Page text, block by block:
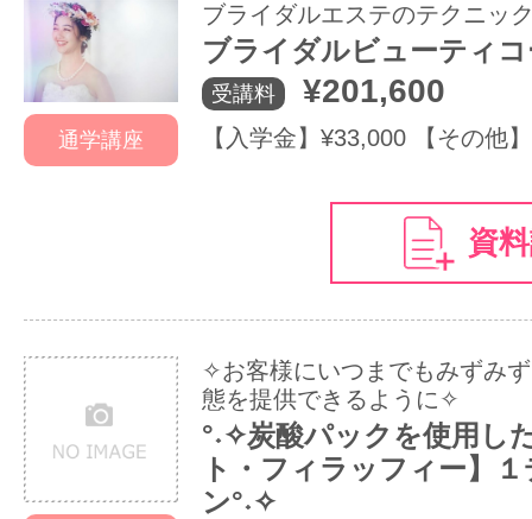
通学講座
ブライダルエステのテクニッ
ブライダルビューティ
受講料 ¥201,600
【入学金】¥33,000 【その他
資
✧お客様にいつまでもみずみ
態を提供できるように✧
°˖✧炭酸パックを使用し
ト・フィラッフィー】
ン°˖✧